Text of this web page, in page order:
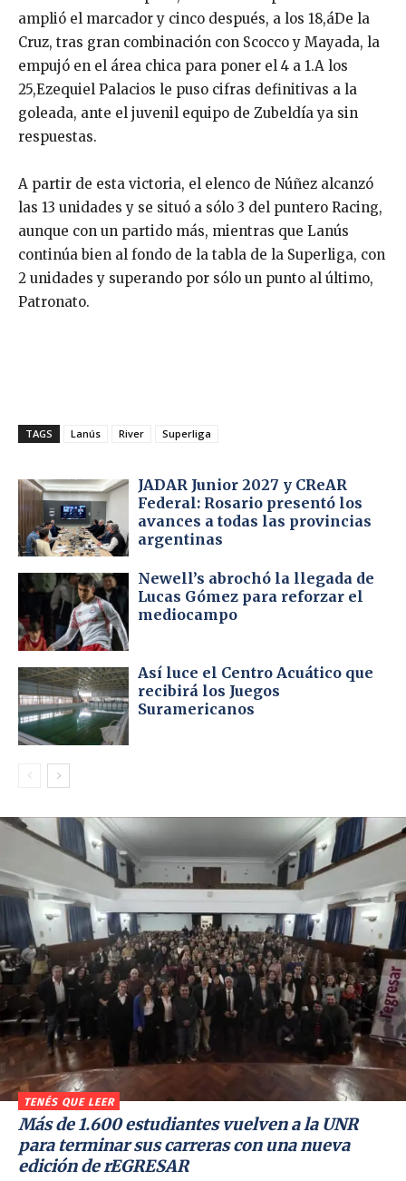
amplió el marcador y cinco después, a los 18,áDe la
Cruz, tras gran combinación con Scocco y Mayada, la
empujó en el área chica para poner el 4 a 1.A los
25,Ezequiel Palacios le puso cifras definitivas a la
goleada, ante el juvenil equipo de Zubeldía ya sin
respuestas.
A partir de esta victoria, el elenco de Núñez alcanzó
las 13 unidades y se situó a sólo 3 del puntero Racing,
aunque con un partido más, mientras que Lanús
continúa bien al fondo de la tabla de la Superliga, con
2 unidades y superando por sólo un punto al último,
Patronato.
TAGS Lanús River Superliga
JADAR Junior 2027 y CReAR
Federal: Rosario presentó los
avances a todas las provincias
argentinas
Newell’s abrochó la llegada de
Lucas Gómez para reforzar el
mediocampo
Así luce el Centro Acuático que
recibirá los Juegos
Suramericanos
TENÉS QUE LEER
Más de 1.600 estudiantes vuelven a la UNR
para terminar sus carreras con una nueva
edición de rEGRESAR